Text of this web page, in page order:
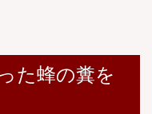
た蜂の糞を